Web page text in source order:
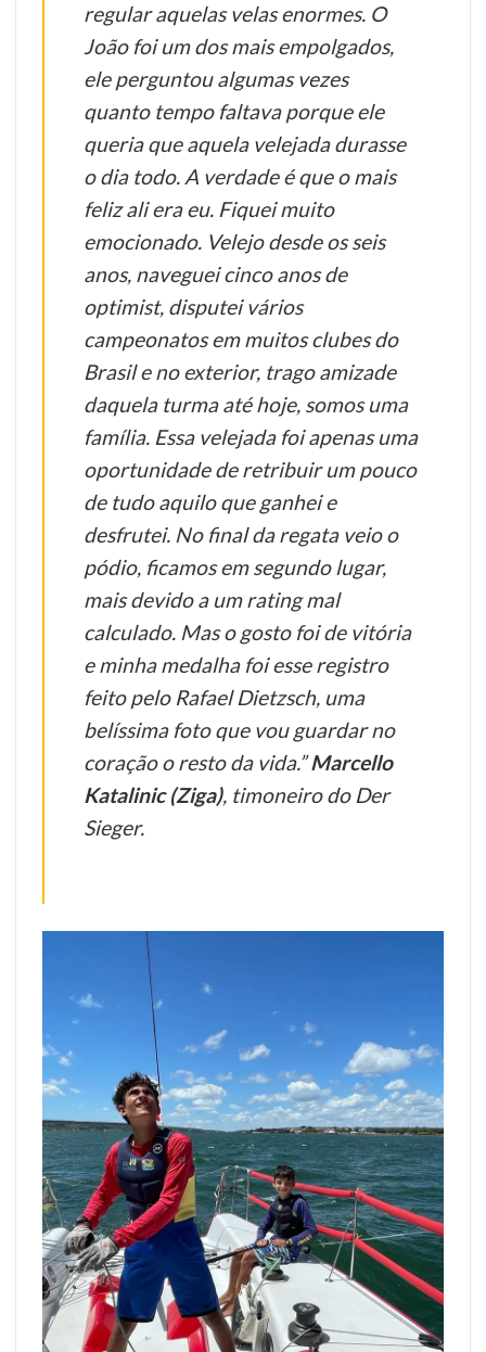
regular aquelas velas enormes. O
João foi um dos mais empolgados,
ele perguntou algumas vezes
quanto tempo faltava porque ele
queria que aquela velejada durasse
o dia todo. A verdade é que o mais
feliz ali era eu. Fiquei muito
emocionado. Velejo desde os seis
anos, naveguei cinco anos de
optimist, disputei vários
campeonatos em muitos clubes do
Brasil e no exterior, trago amizade
daquela turma até hoje, somos uma
família. Essa velejada foi apenas uma
oportunidade de retribuir um pouco
de tudo aquilo que ganhei e
desfrutei. No final da regata veio o
pódio, ficamos em segundo lugar,
mais devido a um rating mal
calculado. Mas o gosto foi de vitória
e minha medalha foi esse registro
feito pelo Rafael Dietzsch, uma
belíssima foto que vou guardar no
coração o resto da vida.”Marcello
Katalinic (Ziga), timoneiro do Der
Sieger.